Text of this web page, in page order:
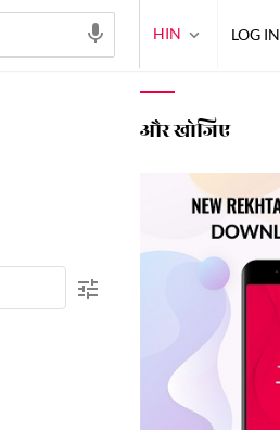
और खोजिए
HIN LOG IN